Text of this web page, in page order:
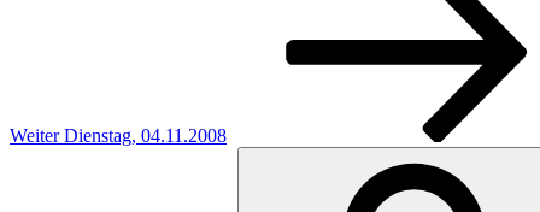
Weiter Dienstag, 04.11.2008